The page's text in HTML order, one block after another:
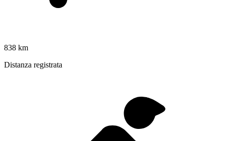
838 km
Distanza registrata